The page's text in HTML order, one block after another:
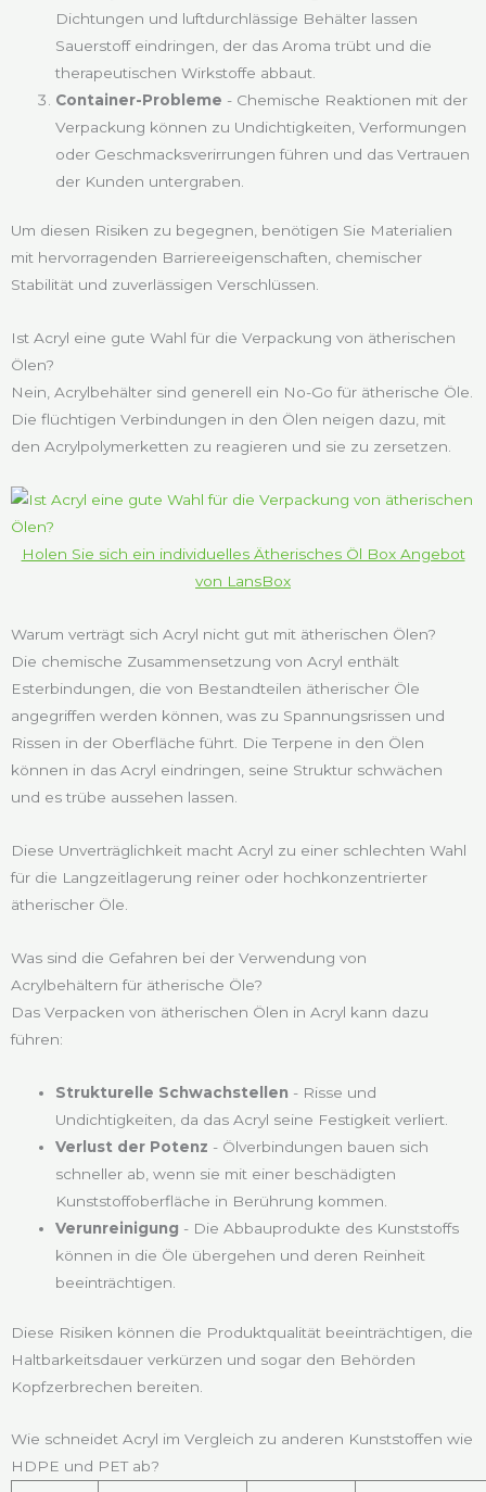
Dichtungen und luftdurchlässige Behälter lassen
Sauerstoff eindringen, der das Aroma trübt und die
therapeutischen Wirkstoffe abbaut.
Container-Probleme - Chemische Reaktionen mit der
Verpackung können zu Undichtigkeiten, Verformungen
oder Geschmacksverirrungen führen und das Vertrauen
der Kunden untergraben.
Um diesen Risiken zu begegnen, benötigen Sie Materialien
mit hervorragenden Barriereeigenschaften, chemischer
Stabilität und zuverlässigen Verschlüssen.
Ist Acryl eine gute Wahl für die Verpackung von ätherischen
Ölen?
Nein, Acrylbehälter sind generell ein No-Go für ätherische Öle.
Die flüchtigen Verbindungen in den Ölen neigen dazu, mit
den Acrylpolymerketten zu reagieren und sie zu zersetzen.
Holen Sie sich ein individuelles Ätherisches Öl Box Angebot
von LansBox
Warum verträgt sich Acryl nicht gut mit ätherischen Ölen?
Die chemische Zusammensetzung von Acryl enthält
Esterbindungen, die von Bestandteilen ätherischer Öle
angegriffen werden können, was zu Spannungsrissen und
Rissen in der Oberfläche führt. Die Terpene in den Ölen
können in das Acryl eindringen, seine Struktur schwächen
und es trübe aussehen lassen.
Diese Unverträglichkeit macht Acryl zu einer schlechten Wahl
für die Langzeitlagerung reiner oder hochkonzentrierter
ätherischer Öle.
Was sind die Gefahren bei der Verwendung von
Acrylbehältern für ätherische Öle?
Das Verpacken von ätherischen Ölen in Acryl kann dazu
führen:
Strukturelle Schwachstellen - Risse und
Undichtigkeiten, da das Acryl seine Festigkeit verliert.
Verlust der Potenz - Ölverbindungen bauen sich
schneller ab, wenn sie mit einer beschädigten
Kunststoffoberfläche in Berührung kommen.
Verunreinigung - Die Abbauprodukte des Kunststoffs
können in die Öle übergehen und deren Reinheit
beeinträchtigen.
Diese Risiken können die Produktqualität beeinträchtigen, die
Haltbarkeitsdauer verkürzen und sogar den Behörden
Kopfzerbrechen bereiten.
Wie schneidet Acryl im Vergleich zu anderen Kunststoffen wie
HDPE und PET ab?